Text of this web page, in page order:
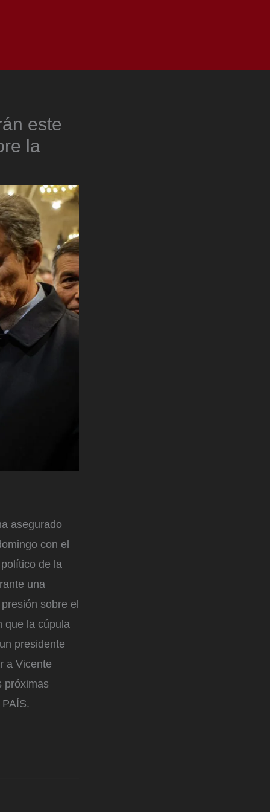
este
la
asegurado
con el
de la
una
sobre el
que la cúpula
presidente
a Vicente
próximas